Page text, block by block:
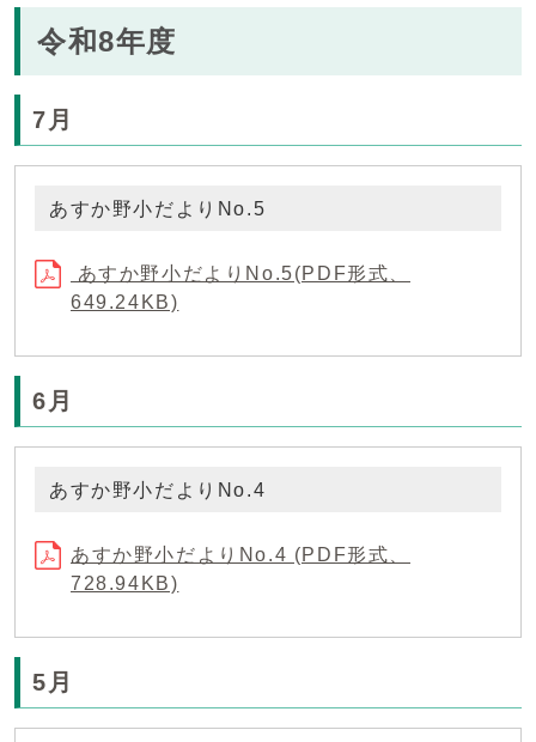
令和8年度
7月
あすか野小だよりNo.5
あすか野小だよりNo.5(PDF形式、
649.24KB)
6月
あすか野小だよりNo.4
あすか野小だよりNo.4 (PDF形式、
728.94KB)
5月